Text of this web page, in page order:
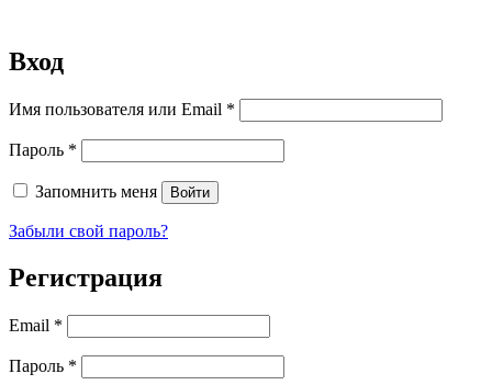
Вход
Имя пользователя или Email *
Пароль *
Запомнить меня Войти
Забыли свой пароль?
Регистрация
Email *
Пароль *